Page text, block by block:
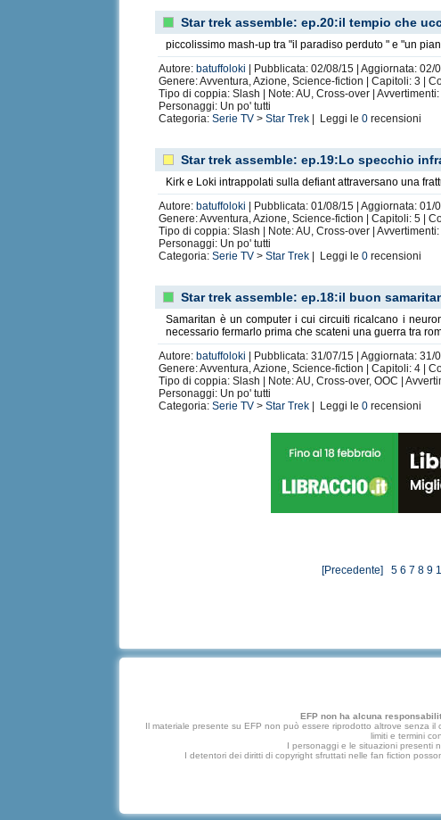
Star trek assemble: ep.20:il tempio che
piccolissimo mash-up tra "il paradiso perduto " e "un
Autore: batuffoloki
| Pubblicata: 02/08/15 | Aggiornata: 02/
Genere: Avventura, Azione, Science-fiction | Capitoli: 3 |
Tipo di coppia: Slash | Note: AU, Cross-over |
Personaggi: Un po' tutti
Categoria:Serie TV >Star Trek | Leggi le0 recensioni
Star trek assemble: ep.19:Lo specchio
Kirk e Loki intrappolati sulla defiant attraversano una
Autore: batuffoloki
| Pubblicata: 01/08/15 | Aggiornata: 01/
Genere: Avventura, Azione, Science-fiction | Capitoli: 5 |
Tipo di coppia: Slash | Note: AU, Cross-over |
Personaggi: Un po' tutti
Categoria:Serie TV >Star Trek | Leggi le0 recensioni
Star trek assemble: ep.18:il buon
Samaritan è un computer i cui circuiti ricalcano i
necessario fermarlo prima che scateni una guerra tra
Autore: batuffoloki
| Pubblicata: 31/07/15 | Aggiornata: 31/
Genere: Avventura, Azione, Science-fiction | Capitoli: 4 |
Tipo di coppia: Slash | Note: AU, Cross-over, OOC |
Personaggi: Un po' tutti
Categoria:Serie TV >Star Trek | Leggi le0 recensioni
[Precedente] 5 6 7 8 9
EFP non ha alcuna
Il materiale presente su EFP non può essere riprodotto altrove senza
limiti e termini
I personaggi e le situazioni presenti
I detentori dei diritti di copyright sfruttati nelle fan fiction